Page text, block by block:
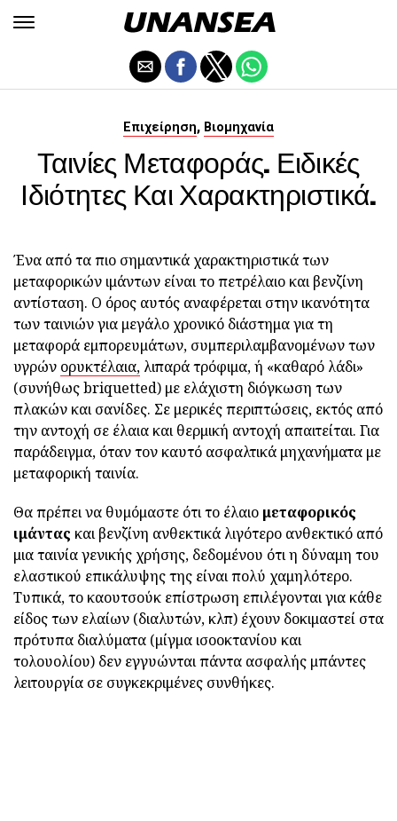
Επιχείρηση, Βιομηχανία
Ταινίες Μεταφοράς. Ειδικές
Ιδιότητες Και Χαρακτηριστικά.
Ένα από τα πιο σημαντικά χαρακτηριστικά των
μεταφορικών ιμάντων είναι το πετρέλαιο και βενζίνη
αντίσταση. Ο όρος αυτός αναφέρεται στην ικανότητα
των ταινιών για μεγάλο χρονικό διάστημα για τη
μεταφορά εμπορευμάτων, συμπεριλαμβανομένων των
υγρών ορυκτέλαια, λιπαρά τρόφιμα, ή «καθαρό λάδι»
(συνήθως briquetted) με ελάχιστη διόγκωση των
πλακών και σανίδες. Σε μερικές περιπτώσεις, εκτός από
την αντοχή σε έλαια και θερμική αντοχή απαιτείται. Για
παράδειγμα, όταν τον καυτό ασφαλτικά μηχανήματα με
μεταφορική ταινία.
Θα πρέπει να θυμόμαστε ότι το έλαιο μεταφορικός
ιμάντας και βενζίνη ανθεκτικά λιγότερο ανθεκτικό από
μια ταινία γενικής χρήσης, δεδομένου ότι η δύναμη του
ελαστικού επικάλυψης της είναι πολύ χαμηλότερο.
Τυπικά, το καουτσούκ επίστρωση επιλέγονται για κάθε
είδος των ελαίων (διαλυτών, κλπ) έχουν δοκιμαστεί στα
πρότυπα διαλύματα (μίγμα ισοοκτανίου και
τολουολίου) δεν εγγυώνται πάντα ασφαλής μπάντες
λειτουργία σε συγκεκριμένες συνθήκες.